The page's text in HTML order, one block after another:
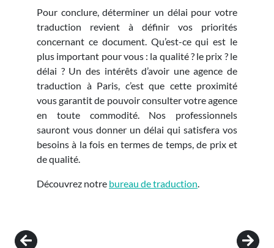
Pour conclure, déterminer un délai pour votre
traduction revient à définir vos priorités
concernant ce document. Qu’est-ce qui est le
plus important pour vous : la qualité ? le prix ? le
délai ? Un des intérêts d’avoir une agence de
traduction à Paris, c’est que cette proximité
vous garantit de pouvoir consulter votre agence
en toute commodité. Nos professionnels
sauront vous donner un délai qui satisfera vos
besoins à la fois en termes de temps, de prix et
de qualité.
Découvrez notre bureau de traduction.
Post navigation